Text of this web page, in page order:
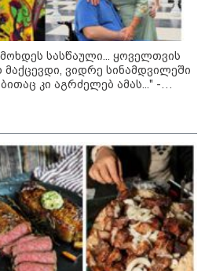
23:15 / 07-08-2026
ამოუცნობი ანომალიური
მოვლენები - ტრამპის
ფაილების მორიგი პაკეტი
გამოაქვეყნა
ინტერნეტში ამაღელვებელი
კადრები ვრცელდება - როგორ
გადაარჩინა 56 წლის კაცმა
ბავშვები აბობოქრებულ ზღვაში
დახრჩობას
სიახლე
სასწაული... ყოველთვის
მაქცევდი, ვიდრე სინამდვილეში
კი აგრძელებ ამას..." -